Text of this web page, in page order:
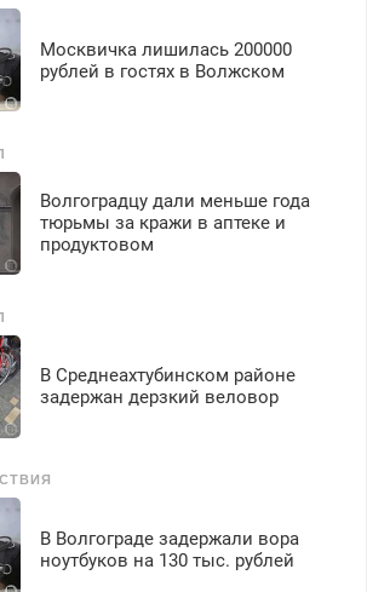
Москвичка лишилась 200000
рублей в гостях в Волжском
Волгоградцу дали меньше года
тюрьмы за кражи в аптеке и
продуктовом
В Среднеахтубинском районе
задержан дерзкий веловор
В Волгограде задержали вора
ноутбуков на 130 тыс. рублей